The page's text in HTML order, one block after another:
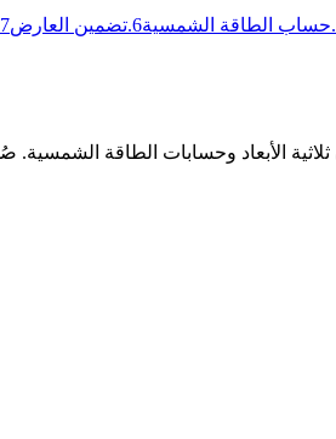
.حساب الطاقة الشمسية6
.تضمين العارض7